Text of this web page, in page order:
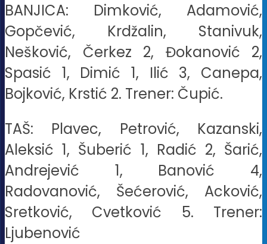
BANJICA: Dimković, Adamović,
Gopčević, Krdžalin, Stanivuk,
Nešković, Čerkez 2, Đokanović 2,
Spasić 1, Dimić 1, Ilić 3, Canepa,
Bojković, Krstić 2. Trener: Čupić.
TAŠ: Plavec, Petrović, Kazanski,
Aleksić 1, Šuberić 1, Radić 2, Šarić,
Andrejević 1, Banović 4,
Radovanović, Šećerović, Acković,
Sretković, Cvetković 5. Trener:
Ljubenović